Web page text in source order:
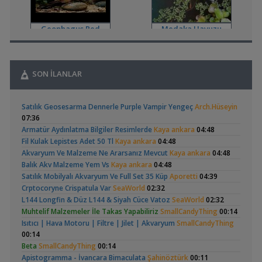
👋 Yeni Gelenler Buradan Merhaba Desinwolk23,12:03
Yeni Üye Forumu
Büyükşehir Belediyesi Çalışıyor,gece 3 😊MasterChiefHakan
10:09
Işık CO2 ve Ekipmanlar
Dıy - Akvaryum Aydınlatması Hakkında BilgiMinics,01:42
130 Lt 50+ Lepistes İçin8.500 Tl Bütçeli Dışfiltre Serpent,
00:15
Yeni Üye Forumu
Catappa YetişiyorumRafayel,22:46
Bitki Türleri ve Bakımı
Akvaredden Gelen BitkilerSufisu,21:48
Bitki Türleri ve Bakımı
30x20x20akvaristsaglam,20:15
Akvaryum Tanıtımı
Japon Balığım Yüzeyde Hava Almaya ÇalışıyorBetta_King,
18:01
Yeni Üye Forumu
Karides Akvaryumu: Karideslerim Ölüyor
Yeni Üye Forumu
Geophagus Red
Head Üreme Süreci
Hongsloi Çiftim Ve
(4)
Betta Antuta
Ramshorn Hakkında
Her Şey
Medaka Havuzu
Vatoz Akvaryumu(41)
30x20x20 Ramshorn
Akvaryumu
Akvaryum Kurulumu
SON İLANLAR
Satılık Geosesarma Dennerle Purple Vampir YengeçArch.Hüseyin
07:36
Armatür Aydınlatma Bilgiler Resimlerde Kaya ankara 04:48
Fil Kulak Lepistes Adet 50 Tl Kaya ankara 04:48
Akvaryum Ve Malzeme Ne Ararsanız Mevcut Kaya ankara 04:48
Balık Akv Malzeme Yem Vs Kaya ankara 04:48
Satılık Mobilyalı Akvaryum Ve Full Set 35 Küp Aporetti 04:39
Crptocoryne Crispatula VarSeaWorld 02:32
L144 Longfin & Düz L144 & Siyah Cüce Vatoz SeaWorld 02:32
Muhtelif Malzemeler İle Takas Yapabiliriz SmallCandyThing 00:14
Isıtıcı | Hava Motoru | Filtre | Jilet | Akvaryum SmallCandyThing
00:14
Beta SmallCandyThing 00:14
Apistogramma - İvancara Bimaculata Şahinöztürk00:11